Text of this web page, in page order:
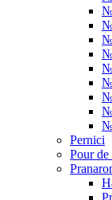
Pernici
Pour de